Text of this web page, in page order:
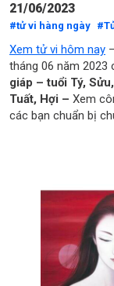
21/06/2023
tử vi hàng ngày
Xem tử vi hôm nay
tháng 06 năm
giáp – tuổi Tý,
Tuất, Hợi – Xem
các bạn chuẩn bị